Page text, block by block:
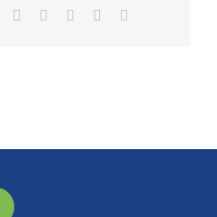
LinkedInWhatsApp
TumblrPinterest